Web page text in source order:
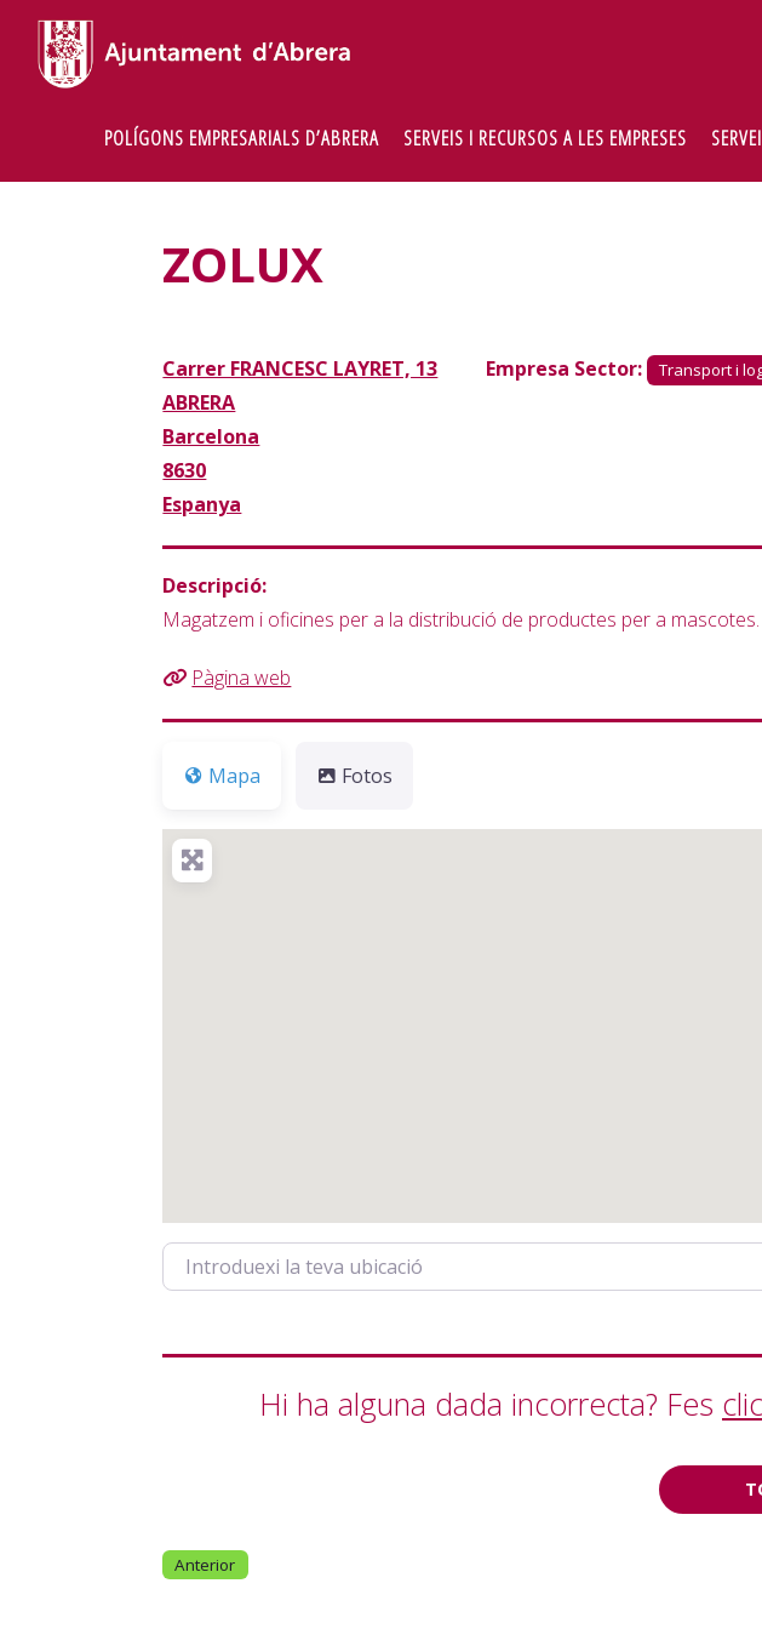
content
POLÍGONS EMPRESARIALS D’ABRERA SERVEIS I RECURSOS A LES EMPRESES
ZOLUX
Carrer FRANCESC LAYRET, 13
ABRERA
Barcelona
8630
Espanya
Empresa Sector: Transport i
Descripció:
Magatzem i oficines per a la distribució de productes per a mascotes.
Pàgina web
Mapa Fotos
Introduexi la teva ubicació
Hi ha alguna dada incorrecta? Fes
Anterior